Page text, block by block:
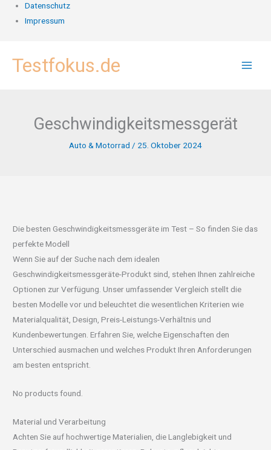
Datenschutz
Impressum
InhaltTestfokus.de
Geschwindigkeitsmessgerät
Auto & Motorrad / 25. Oktober 2024
Die besten Geschwindigkeitsmessgeräte im Test – So finden Sie das
perfekte Modell
Wenn Sie auf der Suche nach dem idealen
Geschwindigkeitsmessgeräte-Produkt sind, stehen Ihnen zahlreiche
Optionen zur Verfügung. Unser umfassender Vergleich stellt die
besten Modelle vor und beleuchtet die wesentlichen Kriterien wie
Materialqualität, Design, Preis-Leistungs-Verhältnis und
Kundenbewertungen. Erfahren Sie, welche Eigenschaften den
Unterschied ausmachen und welches Produkt Ihren Anforderungen
am besten entspricht.
No products found.
Material und Verarbeitung
Achten Sie auf hochwertige Materialien, die Langlebigkeit und